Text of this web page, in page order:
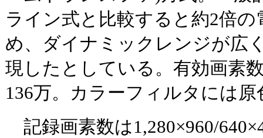
ライン式と比較すると約2倍
め、ダイナミックレンジが広
現したとしている。有効画素
136万。カラーフィルタには
記録画素数は1,280×960/